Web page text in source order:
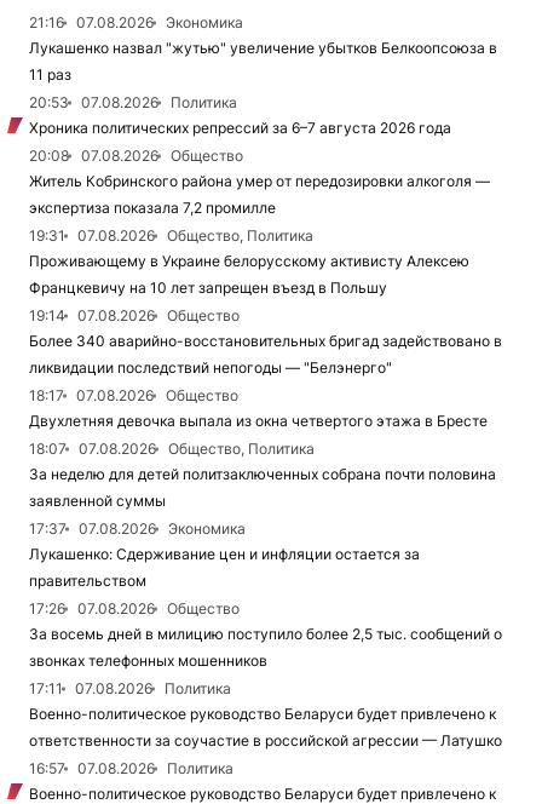
21:16 07.08.2026
Экономика
Лукашенко назвал "жутью" увеличение убытков Белкоопсоюза в
11 раз
20:53
07.08.2026
Политика
Хроника политических репрессий за 6–7 августа 2026 года
20:08
07.08.2026
Общество
Житель Кобринского района умер от передозировки алкоголя —
экспертиза показала 7,2 промилле
19:31
07.08.2026
Общество, Политика
Проживающему в Украине белорусскому активисту Алексею
Францкевичу на 10 лет запрещен въезд в Польшу
19:14
07.08.2026
Общество
Более 340 аварийно-восстановительных бригад задействовано в
ликвидации последствий непогоды — "Белэнерго"
18:17
07.08.2026
Общество
Двухлетняя девочка выпала из окна четвертого этажа в Бресте
18:07
07.08.2026
Общество, Политика
За неделю для детей политзаключенных собрана почти половина
заявленной суммы
17:37
07.08.2026
Экономика
Лукашенко: Сдерживание цен и инфляции остается за
правительством
17:26
07.08.2026
Общество
За восемь дней в милицию поступило более 2,5 тыс. сообщений о
звонках телефонных мошенников
17:11
07.08.2026
Политика
Военно-политическое руководство Беларуси будет привлечено к
ответственности за соучастие в российской агрессии — Латушко
16:57
07.08.2026
Политика
Военно-политическое руководство Беларуси будет привлечено к